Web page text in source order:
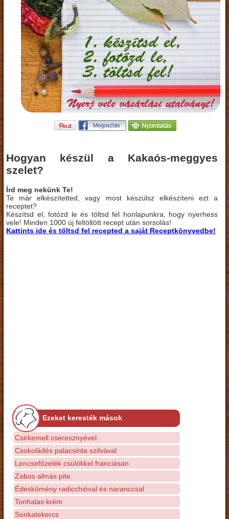
Hogyan készül a Kakaós-meggyes
szelet?
Írd meg nekünk Te!
Te már elkészítetted, vagy most készülsz elkészíteni ezt a
receptet?
Készítsd el, fotózd le és töltsd fel honlapunkra, hogy nyerhess
vele! Minden 1000 új feltöltött recept után sorsolás!
Kattints ide és töltsd fel recepted a saját Receptkönyvedbe!
Ezeket keresték mások
Csirkemell cseresznyével
Csokoládés palacsinta szilvával
Lencsefőzelék csülökkel franciásan
Zabos almás pite
Édeskömény radicchióval és naranccsal
Tonhalas krém
Sonkatekercs